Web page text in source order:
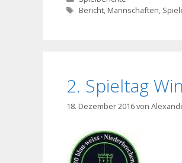
Schlagwörter
Bericht, Mannschaften,
2. Spieltag
18. Dezember 2016von